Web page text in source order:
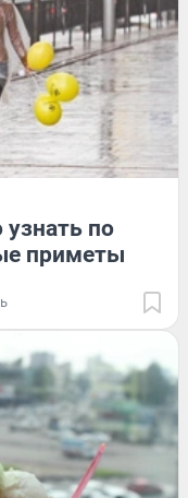
по
приметы